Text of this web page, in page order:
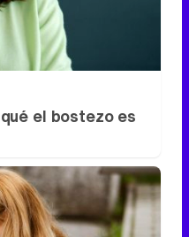
el bostezo es